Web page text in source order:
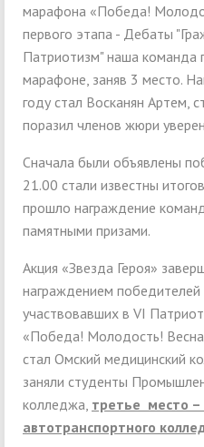
марафона «Победа!
первого этапа - Дебаты
Патриотизм" наша команда
марафоне, заняв 3 место.
году стал Восканян Артем,
поразил членов жюри
Сначала были объявлены
21.00 стали известны
прошло награждение
памятными призами.
Акция «Звезда Героя»
награждением победителей
участвовавших в VI
«Победа! Молодость!
стал Омский медицинский
заняли студенты
колледжа, третье место –
автотранспортного